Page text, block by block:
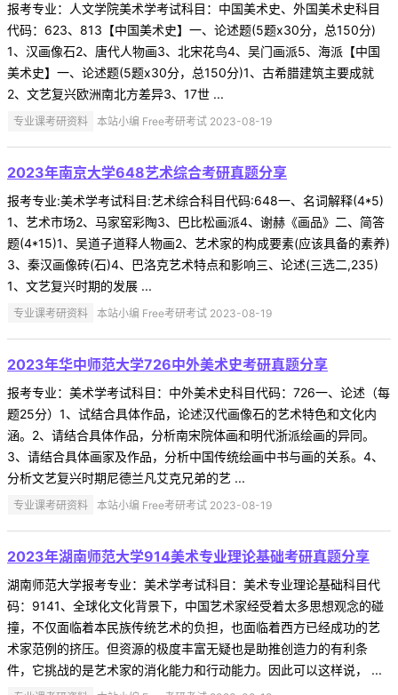
报考专业：人文学院美术学考试科目：中国美术史、外国美术史科目
代码：623、813【中国美术史】一、论述题(5题x30分，总150分)
1、汉画像石2、唐代人物画3、北宋花鸟4、吴门画派5、海派【中国
美术史】一、论述题(5题x30分，总150分)1、古希腊建筑主要成就
2、文艺复兴欧洲南北方差异3、17世 ...
专业课考研资料 本站小编 Free考研考试 2023-08-19
2023年南京大学648艺术综合考研真题分享
报考专业:美术学考试科目:艺术综合科目代码:648一、名词解释(4*5)
1、艺术市场2、马家窑彩陶3、巴比松画派4、谢赫《画品》二、简答
题(4*15)1、吴道子道释人物画2、艺术家的构成要素(应该具备的素养)
3、秦汉画像砖(石)4、巴洛克艺术特点和影响三、论述(三选二,235)
1、文艺复兴时期的发展 ...
专业课考研资料 本站小编 Free考研考试 2023-08-19
2023年华中师范大学726中外美术史考研真题分享
报考专业：美术学考试科目：中外美术史科目代码：726一、论述（每
题25分）1、试结合具体作品，论述汉代画像石的艺术特色和文化内
涵。2、请结合具体作品，分析南宋院体画和明代浙派绘画的异同。
3、请结合具体画家及作品，分析中国传统绘画中书与画的关系。4、
分析文艺复兴时期尼德兰凡艾克兄弟的艺 ...
专业课考研资料 本站小编 Free考研考试 2023-08-19
2023年湖南师范大学914美术专业理论基础考研真题分享
湖南师范大学报考专业：美术学考试科目：美术专业理论基础科目代
码：9141、全球化文化背景下，中国艺术家经受着太多思想观念的碰
撞，不仅面临着本民族传统艺术的负担，也面临着西方已经成功的艺
术家范例的挤压。但资源的极度丰富无疑也是助推创造力的有利条
件，它挑战的是艺术家的消化能力和行动能力。因此可以这样说， ...